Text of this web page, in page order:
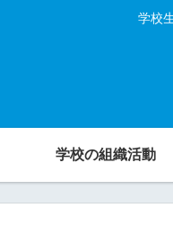
学校
学校の組織活動